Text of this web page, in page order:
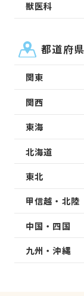
獣医科
都道府
関東
関西
東海
北海道
東北
甲信越・北陸
中国・四国
九州・沖縄